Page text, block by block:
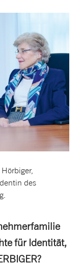
des
für Identität,